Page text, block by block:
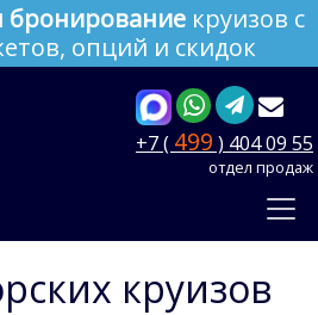
бронирование круизов с
опций и скидок
+7 ( 499 ) 404 09 55
отдел продаж
круизов